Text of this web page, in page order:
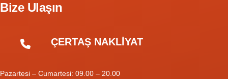
Bize Ulaşın
ÇERTAŞ NAKLİYAT
Pazartesi – Cumartesi: 09.00 – 20.00